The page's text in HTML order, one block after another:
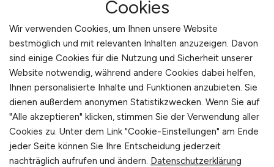
Die Spezialisierung auf das Gesundheitswesen
ist der entscheidende Unterschied zu
allgemeinen Jobbörsen. Während dort
Anzeigen im Überangebot untergehen, erreicht
GESUNDHEIT.JOBS ausschließlich
medizinisches Fachpersonal. Fachärzte,
Oberärzte, Chefärzte und Assistenzärzte
nutzen die Plattform, um gezielt nach
passenden Positionen zu suchen. Für
Cookies
Wir verwenden Cookies, um Ihnen unsere Website
bestmöglich und mit relevanten Inhalten anzuzeigen. Davon
sind einige Cookies für die Nutzung und Sicherheit unserer
Website notwendig, während andere Cookies dabei helfen,
Ihnen personalisierte Inhalte und Funktionen anzubieten. Sie
dienen außerdem anonymen Statistikzwecken. Wenn Sie auf
"Alle akzeptieren" klicken, stimmen Sie der Verwendung aller
Cookies zu. Unter dem Link "Cookie-Einstellungen" am Ende
jeder Seite können Sie Ihre Entscheidung jederzeit
nachträglich aufrufen und ändern. Datenschutzerklärung